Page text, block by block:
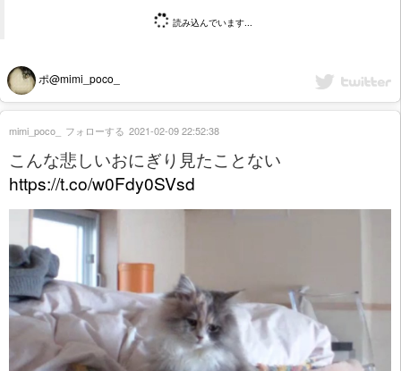
読み込んでいます...
ポ@mimi_poco_
こんな悲しいおにぎり見たことない
https://t.co/w0Fdy0SVsd
mimi_poco_ フォローする 2021-02-09 22:52:38